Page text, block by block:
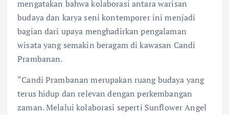
mengatakan bahwa kolaborasi antara warisan
budaya dan karya seni kontemporer ini menjadi
bagian dari upaya menghadirkan pengalaman
wisata yang semakin beragam di kawasan Candi
Prambanan.
“Candi Prambanan merupakan ruang budaya yang
terus hidup dan relevan dengan perkembangan
zaman. Melalui kolaborasi seperti Sunflower Angel